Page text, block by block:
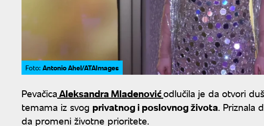
Foto: Antonio Ahel/ATAImages
PevačicaAleksandra Mladenovićodlučila je da otvori
temama iz svog privatnog i poslovnog života. Priznala
da promeni životne prioritete.